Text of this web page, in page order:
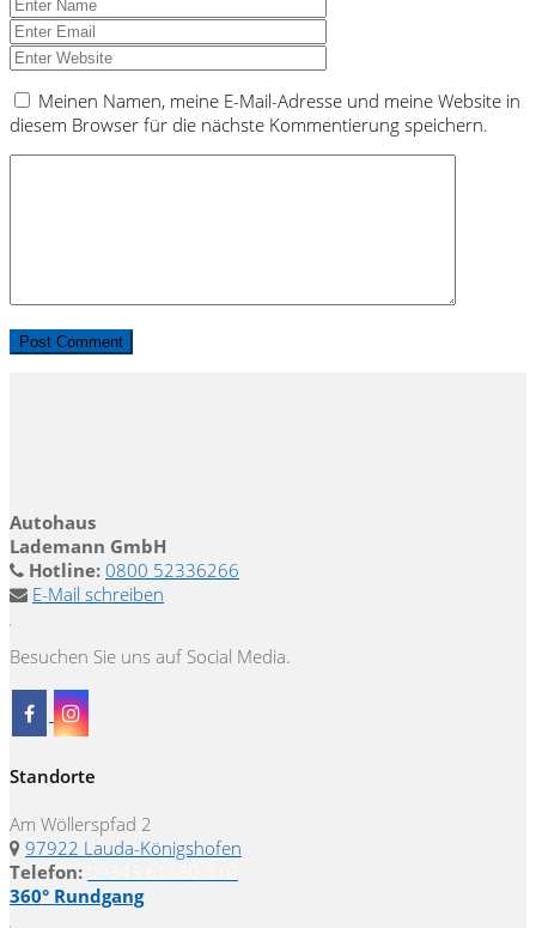
Meinen Namen, meine E-Mail-Adresse und meine Website in
diesem Browser für die nächste Kommentierung speichern.
Autohaus
Lademann GmbH
Hotline: 0800 52336266
E-Mail schreiben
Besuchen Sie uns auf Social Media.
Standorte
Am Wöllerspfad 2
97922 Lauda-Königshofen
Telefon:
360° Rundgang